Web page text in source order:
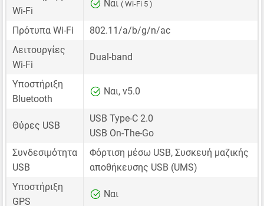
Wi-Fi
Ναι ( Wi-Fi 5 )
Πρότυπα Wi-Fi
802.11/a/b/g/n/ac
Λειτουργίες
Wi-Fi
Dual-band
Υποστήριξη
Bluetooth
Ναι, v5.0
Θύρες USB
USB Type-C 2.0
USB On-The-Go
Συνδεσιμότητα
USB
Φόρτιση μέσω USB, Συσκευή μαζικής
αποθήκευσης USB (UMS)
Υποστήριξη
GPS
Ναι